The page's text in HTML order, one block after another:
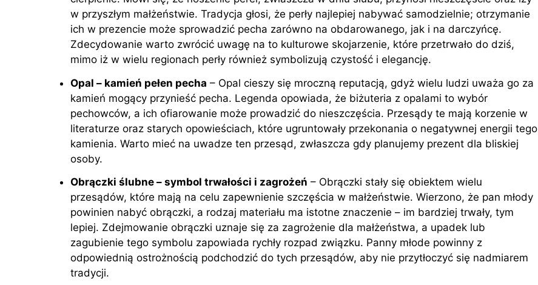
w przyszłym małżeństwie. Tradycja głosi, że perły najlepiej nabywać samodzielnie; otrzymanie
ich w prezencie może sprowadzić pecha zarówno na obdarowanego, jak i na darczyńcę.
Zdecydowanie warto zwrócić uwagę na to kulturowe skojarzenie, które przetrwało do dziś,
mimo iż w wielu regionach perły również symbolizują czystość i elegancję.
Opal – kamień pełen pecha – Opal cieszy się mroczną reputacją, gdyż wielu ludzi uważa go za
kamień mogący przynieść pecha. Legenda opowiada, że biżuteria z opalami to wybór
pechowców, a ich ofiarowanie może prowadzić do nieszczęścia. Przesądy te mają korzenie w
literaturze oraz starych opowieściach, które ugruntowały przekonania o negatywnej energii tego
kamienia. Warto mieć na uwadze ten przesąd, zwłaszcza gdy planujemy prezent dla bliskiej
osoby.
Obrączki ślubne – symbol trwałości i zagrożeń – Obrączki stały się obiektem wielu
przesądów, które mają na celu zapewnienie szczęścia w małżeństwie. Wierzono, że pan młody
powinien nabyć obrączki, a rodzaj materiału ma istotne znaczenie – im bardziej trwały, tym
lepiej. Zdejmowanie obrączki uznaje się za zagrożenie dla małżeństwa, a upadek lub
zagubienie tego symbolu zapowiada rychły rozpad związku. Panny młode powinny z
odpowiednią ostrożnością podchodzić do tych przesądów, aby nie przytłoczyć się nadmiarem
tradycji.